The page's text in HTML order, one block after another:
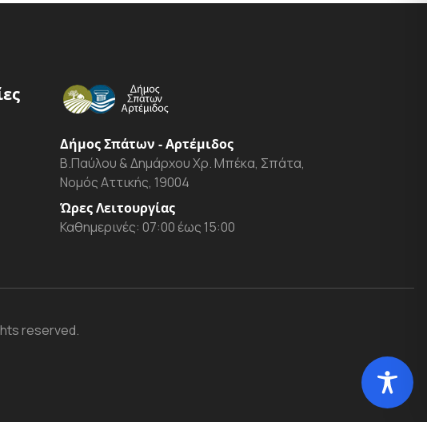
Δήμος Σπάτων - Αρτέμιδος
Β.Παύλου & Δημάρχου Χρ. Μπέκα, Σπάτα,
Νομός Αττικής, 19004
Ώρες Λειτουργίας
Καθημερινές: 07:00 έως 15:00
reserved.